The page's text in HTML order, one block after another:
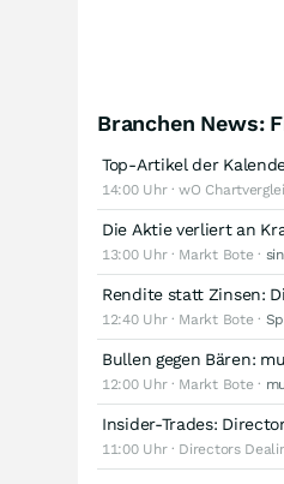
Branchen News:
Top-Artikel der
14:00 Uhr · wO
Die Aktie verliert an
13:00 Uhr · Markt Bote ·
Rendite statt Zinsen:
12:40 Uhr · Markt Bote ·
Bullen gegen Bären:
12:00 Uhr · Markt Bote ·
Insider-Trades:
11:00 Uhr · Directors